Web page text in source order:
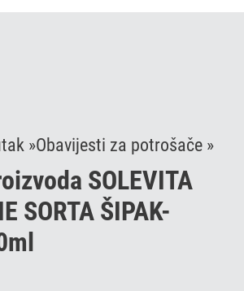
»Obavijesti za potrošače »
SOLEVITA
SORTA ŠIPAK-